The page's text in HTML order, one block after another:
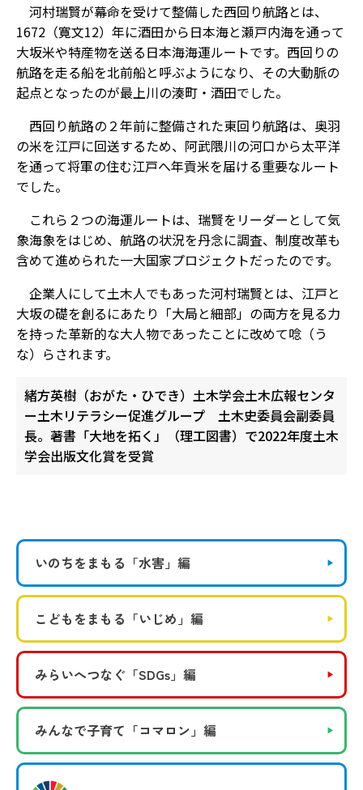
河村瑞賢が幕命を受けて整備した西回り航路とは、
1672（寛文12）年に酒田から日本海と瀬戸内海を通って
大坂米や特産物を送る日本海海運ルートです。西回りの
航路を走る船を北前船と呼ぶようになり、その大動脈の
起点となったのが最上川の湊町・酒田でした。
西回り航路の２年前に整備された東回り航路は、奥羽
の米を江戸に回送するため、阿武隈川の河口から太平洋
を通って将軍の住む江戸へ年貢米を届ける重要なルート
でした。
これら２つの海運ルートは、瑞賢をリーダーとして気
象海象をはじめ、航路の状況を丹念に調査、制度改革も
含めて進められた一大国家プロジェクトだったのです。
企業人にして土木人でもあった河村瑞賢とは、江戸と
大坂の礎を創るにあたり「大局と細部」の両方を見る力
を持った革新的な大人物であったことに改めて唸（う
な）らされます。
緒方英樹（おがた・ひでき）土木学会土木広報センタ
ー土木リテラシー促進グループ 土木史委員会副委員
長。著書「大地を拓く」（理工図書）で2022年度土木
学会出版文化賞を受賞
いのちをまもる 「水害」編
こどもをまもる 「いじめ」編
みらいへつなぐ 「SDGs」編
みんなで子育て 「コマロン」編